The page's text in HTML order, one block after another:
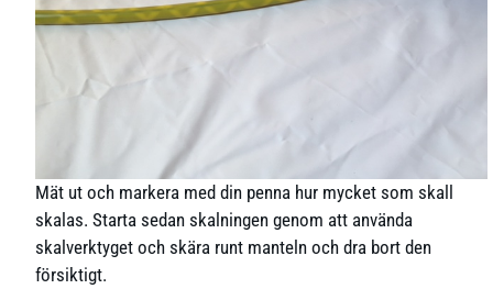
Mät ut och markera med din penna hur mycket som skall
skalas. Starta sedan skalningen genom att använda
skalverktyget och skära runt manteln och dra bort den
försiktigt.